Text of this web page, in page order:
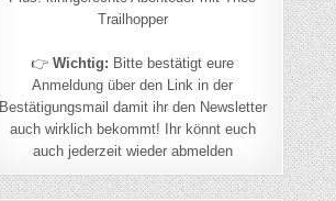
Trailhopper
👉Wichtig: Bitte bestätigt eure
Anmeldung über den Link in der
Bestätigungsmail damit ihr den Newsletter
auch wirklich bekommt! Ihr könnt euch
auch jederzeit wieder abmelden